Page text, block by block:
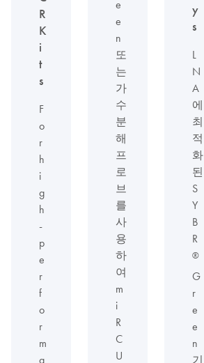
R
K
i
t
s
F
o
r
h
i
g
h
-
p
e
r
f
o
r
m
a
e
e
n
또
는
가
수
분
해
프
로
브
를
사
용
하
여
m
i
R
C
U
y
s
L
N
A
에
최
적
화
된
S
Y
B
R
®
G
r
e
e
n
기